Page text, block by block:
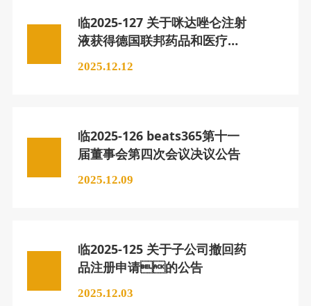
临2025-127 关于咪达唑仑注射
液获得德国联邦药品和医疗器
械管理局（BfArM）上市许
2025.12.12
临2025-126 beats365第十一
届董事会第四次会议决议公告
2025.12.09
临2025-125 关于子公司撤回药
品注册申请的公告
2025.12.03